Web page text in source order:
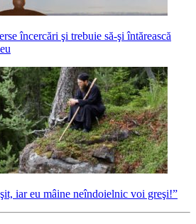
încercări şi trebuie să-şi întărească
iar eu mâine neîndoielnic voi greşi!”